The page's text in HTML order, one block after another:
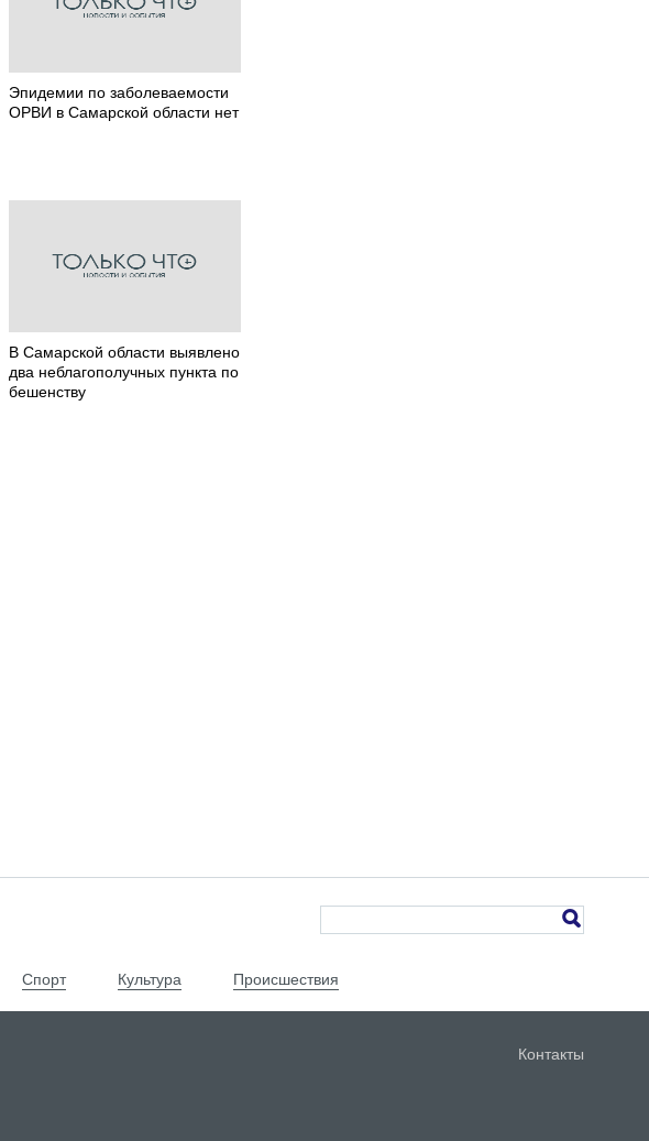
Эпидемии по заболеваемости
ОРВИ в Самарской области нет
В Самарской области выявлено
два неблагополучных пункта по
бешенству
Спорт Культура Происшествия
Контакты